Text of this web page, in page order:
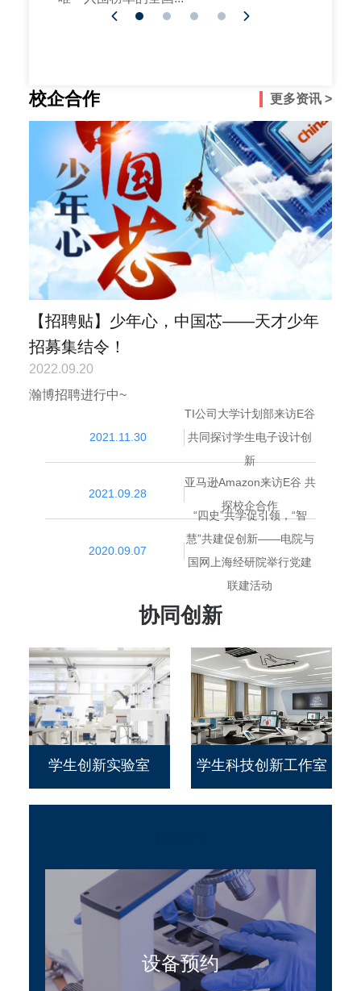
校企合作 更多资讯 >
【招聘贴】少年心，中国芯——天才少年
招募集结令！
2022.09.20
瀚博招聘进行中~
2021.11.30
TI公司大学计划部来访E谷
共同探讨学生电子设计创
新
2021.09.28
亚马逊Amazon来访E谷 共
探校企合作
2020.09.07
“四史”共学促引领，“智
慧”共建促创新——电院与
国网上海经研院举行党建
联建活动
协同创新
学生创新实验室 学生科技创新工作室
设备预约